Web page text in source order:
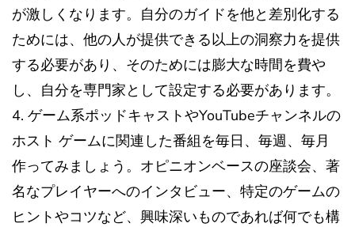
が激しくなります。自分のガイドを他と差別化する
ためには、他の人が提供できる以上の洞察力を提供
する必要があり、そのためには膨大な時間を費や
し、自分を専門家として設定する必要があります。
4. ゲーム系ポッドキャストやYouTubeチャンネルの
ホスト ゲームに関連した番組を毎日、毎週、毎月
作ってみましょう。オピニオンベースの座談会、著
名なプレイヤーへのインタビュー、特定のゲームの
ヒントやコツなど、興味深いものであれば何でも構